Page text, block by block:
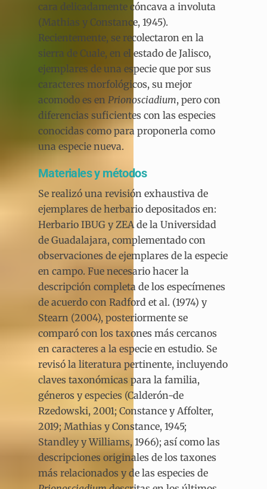
cara delicadamente cóncava a involuta
(Mathias y Constance, 1945).
Recientemente, se recolectaron en la
sierra de Cuale, en el estado de Jalisco,
ejemplares de una especie que por sus
caracteres morfológicos, su mejor
acomodo es en Prionosciadium, pero con
diferencias suficientes con las especies
conocidas como para proponerla como
una especie nueva.
Materiales y métodos
Se realizó una revisión exhaustiva de
ejemplares de herbario depositados en:
Herbario IBUG y ZEA de la Universidad
de Guadalajara, complementado con
observaciones de ejemplares de la especie
en campo. Fue necesario hacer la
descripción completa de los especímenes
de acuerdo con Radford et al. (1974) y
Stearn (2004), posteriormente se
comparó con los taxones más cercanos
en caracteres a la especie en estudio. Se
revisó la literatura pertinente, incluyendo
claves taxonómicas para la familia,
géneros y especies (Calderón-de
Rzedowski, 2001; Constance y Affolter,
2019; Mathias y Constance, 1945;
Standley y Williams, 1966); así como las
descripciones originales de los taxones
más relacionados y de las especies de